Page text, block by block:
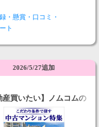
・懸賞・口コミ・
ト
2026/5/27追加
産買いたい】ノムコムの